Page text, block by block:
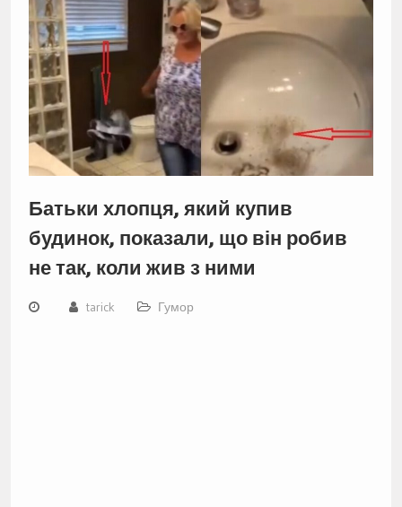
Батьки хлопця, який купив
будинок, показали, що він робив
не так, коли жив з ними
tarick Гумор